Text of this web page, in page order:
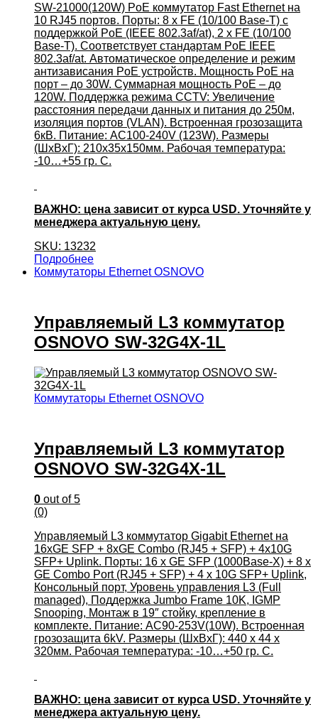
SW-21000(120W) PoE коммутатор Fast Ethernet на
10 RJ45 портов. Порты: 8 x FE (10/100 Base-T) с
поддержкой PoE (IEEE 802.3af/at), 2 x FE (10/100
Base-T). Соответствует стандартам PoE IEEE
802.3af/at. Автоматическое определение и режим
антизависания PoE устройств. Мощность PoE на
порт – до 30W. Суммарная мощность PoE – до
120W. Поддержка режима CCTV: Увеличение
расстояния передачи данных и питания до 250м,
изоляция портов (VLAN). Встроенная грозозащита
6кВ. Питание: AC100-240V (123W). Размеры
(ШxВxГ): 210x35x150мм. Рабочая температура:
-10…+55 гр. С.
ВАЖНО: цена зависит от курса USD. Уточняйте у
менеджера актуальную цену.
SKU: 13232
Подробнее
Коммутаторы Ethernet OSNOVO
Управляемый L3 коммутатор
OSNOVO SW-32G4X-1L
Коммутаторы Ethernet OSNOVO
Управляемый L3 коммутатор
OSNOVO SW-32G4X-1L
0 out of 5
(0)
Управляемый L3 коммутатор Gigabit Ethernet на
16xGE SFP + 8xGE Combo (RJ45 + SFP) + 4x10G
SFP+ Uplink. Порты: 16 x GE SFP (1000Base-X) + 8 x
GE Combo Port (RJ45 + SFP) + 4 x 10G SFP+ Uplink,
Консольный порт, Уровень управления L3 (Full
managed), Поддержка Jumbo Frame 10K, IGMP
Snooping, Монтаж в 19″ стойку, крепление в
комплекте. Питание: AC90-253V(10W). Встроенная
грозозащита 6kV. Размеры (ШхВхГ): 440 x 44 x
320мм. Рабочая температура: -10…+50 гр. С.
ВАЖНО: цена зависит от курса USD. Уточняйте у
менеджера актуальную цену.